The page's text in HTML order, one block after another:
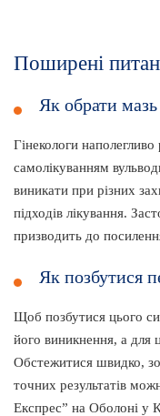
Поширені
Як обрати мазь
Гінекологи
самолікуванням
виникати при різних
підходів лікування.
призводить до
Як позбутися
Щоб позбутися цього
його виникнення, а для
Обстежитися швидко,
точних результатів
Експрес” на Оболоні у